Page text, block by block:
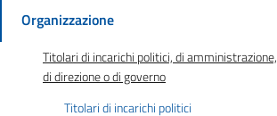
Organizzazione
Titolari di incarichi politici, di amministrazione,
di direzione o di governo
Titolari di incarichi politici